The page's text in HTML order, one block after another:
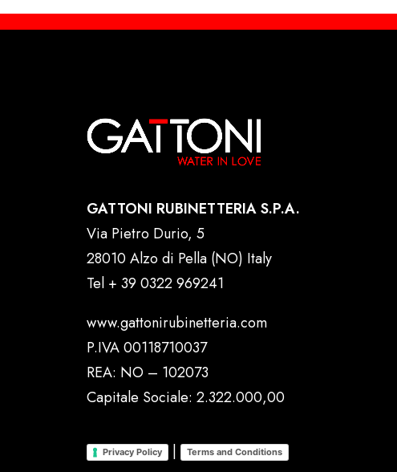
GATTONI RUBINETTERIA S.P.A.
Via Pietro Durio, 5
28010 Alzo di Pella (NO) Italy
Tel + 39 0322 969241
www.gattonirubinetteria.com
P.IVA 00118710037
REA: NO – 102073
Capitale Sociale: 2.322.000,00
Privacy Policy | Terms and Conditions